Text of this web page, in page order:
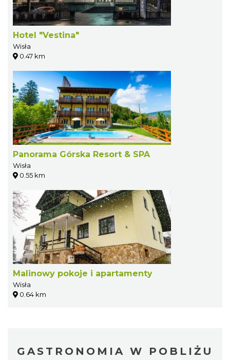
Hotel "Vestina"
Wisła
0.47 km
Panorama Górska Resort & SPA
Wisła
0.55 km
Malinowy pokoje i apartamenty
Wisła
0.64 km
GASTRONOMIA W POBLIŻU